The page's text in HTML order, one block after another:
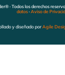
· Todos los derechos
datos·Aviso de
y diseñado porAgile